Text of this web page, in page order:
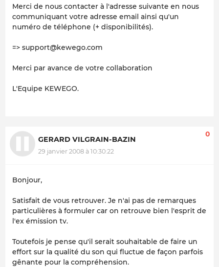
Merci de nous contacter à l'adresse suivante en nous
communiquant votre adresse email ainsi qu'un
numéro de téléphone (+ disponibilités).
=> support@kewego.com
Merci par avance de votre collaboration
L'Equipe KEWEGO.
GERARD VILGRAIN-BAZIN
29 janvier 2008 à 10:30:22
0
Bonjour,
Satisfait de vous retrouver. Je n'ai pas de remarques
particulières à formuler car on retrouve bien l'esprit de
l'ex émission tv.
Toutefois je pense qu'il serait souhaitable de faire un
effort sur la qualité du son qui fluctue de façon parfois
gênante pour la compréhension.